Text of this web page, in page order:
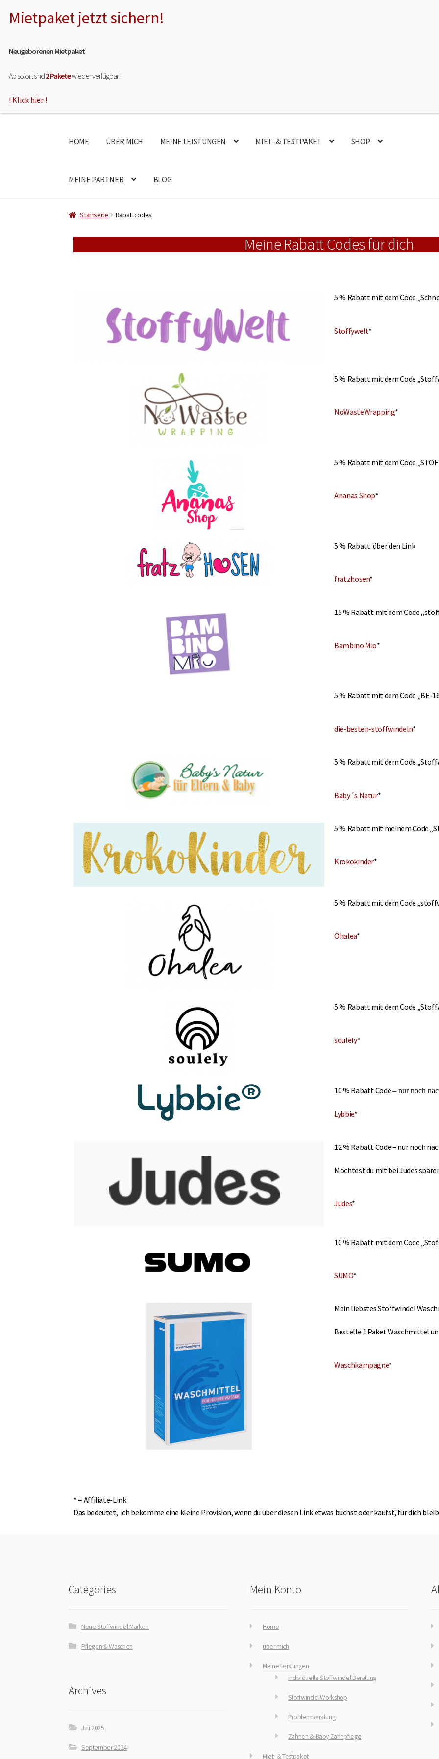
HOME ÜBER MICH MEINE LEISTUNGEN MIET- & TESTPAKET SHOP
MEINE PARTNER BLOG
Startseite Rabattcodes
Meine Rabatt Codes für dich
5 % Rabatt mit dem Code
Stoffywelt*
5 % Rabatt mit dem Code
NoWasteWrapping*
5 % Rabatt mit dem Code
Ananas Shop*
5 % Rabatt über den Link
fratzhosen*
15 % Rabatt mit dem Code
Bambino Mio*
5 % Rabatt mit dem Code „BE-
die-besten-stoffwindeln*
5 % Rabatt mit dem Code
Baby´s Natur*
5 % Rabatt mit meinem Code
Krokokinder*
5 % Rabatt mit dem Code
Ohalea*
5 % Rabatt mit dem Code
soulely*
10 % Rabatt Code– nur noch
Lybbie*
12 % Rabatt Code – nur noch
Möchtest du mit bei Judes
Judes*
10 % Rabatt mit dem Code
SUMO*
Mein liebstes Stoffwindel
Bestelle 1 Paket Waschmittel
Waschkampagne*
* = Affiliate-Link
Das bedeutet, ich bekomme eine kleine Provision, wenn du über diesen Link etwas buchst oder kaufst, für dich
Categories
Neue Stoffwindel Marken
Pflegen & Waschen
Archives
Juli 2025
September 2024
Mein Konto
Home
über mich
Meine Leistungen
individuelle Stoffwindel Beratung
Stoffwindel Workshop
Problemberatung
Zahnen & Baby Zahnpflege
Miet- & Testpaket
Neugeborenen Mietpaket
Ab sofort sind2 Paketewieder verfügbar!
! Klick hier !